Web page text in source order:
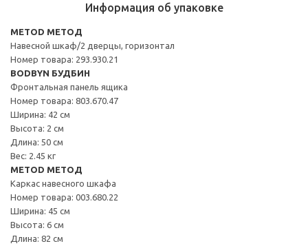
Информация об упаковке
METOD МЕТОД
Навесной шкаф/2 дверцы, горизонтал
Номер товара: 293.930.21
BODBYN БУДБИН
Фронтальная панель ящика
Номер товара: 803.670.47
Ширина: 42 см
Высота: 2 см
Длина: 50 см
Вес: 2.45 кг
METOD МЕТОД
Каркас навесного шкафа
Номер товара: 003.680.22
Ширина: 45 см
Высота: 6 см
Длина: 82 см